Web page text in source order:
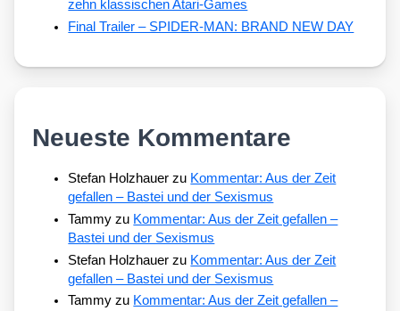
zehn klassischen Atari-Games
Final Trailer – SPIDER-MAN: BRAND NEW DAY
Neueste Kommentare
Stefan Holzhauer zu Kommentar: Aus der Zeit
gefallen – Bastei und der Sexismus
Tammy zu Kommentar: Aus der Zeit gefallen –
Bastei und der Sexismus
Stefan Holzhauer zu Kommentar: Aus der Zeit
gefallen – Bastei und der Sexismus
Tammy zu Kommentar: Aus der Zeit gefallen –